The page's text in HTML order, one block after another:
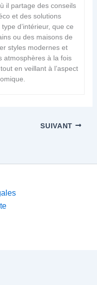
il partage des conseils
et des solutions
d’intérieur, que ce
ou des maisons de
styles modernes et
atmosphères à la fois
en veillant à l’aspect
SUIVANT